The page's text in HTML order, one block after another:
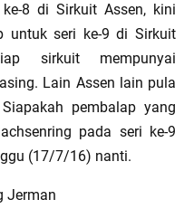
8 di Sirkuit Assen, kini
untuk seri ke-9 di Sirkuit
sirkuit mempunyai
Lain Assen lain pula
pembalap yang
pada seri ke-9
(17/7/16) nanti.
Jerman